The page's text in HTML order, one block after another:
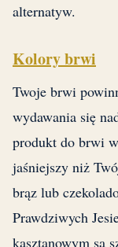
alternatyw.
Kolory brwi
Twoje brwi
wydawania się
produkt do brwi
jaśniejszy niż
brąz lub
Prawdziwych
kasztanowym są